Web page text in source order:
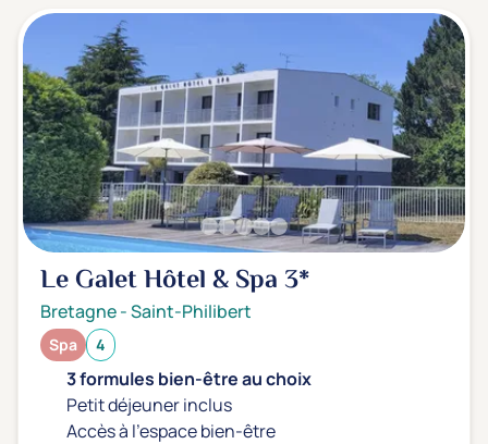
Le Galet Hôtel & Spa 3*
Bretagne-Saint-Philibert
Spa 4
3 formules bien-être au choix
Petit déjeuner inclus
Accès à l'espace bien-être